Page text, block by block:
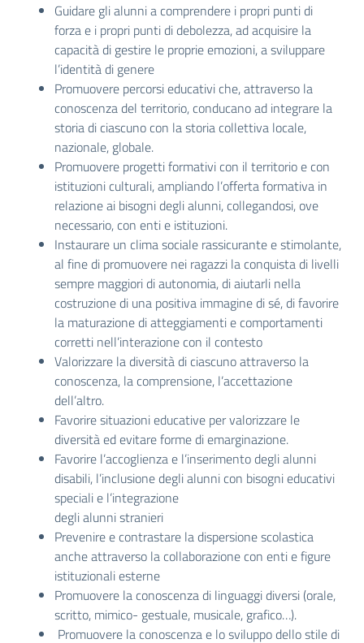
Guidare gli alunni a comprendere i propri punti di
forza e i propri punti di debolezza, ad acquisire la
capacità di gestire le proprie emozioni, a sviluppare
l’identità di genere
Promuovere percorsi educativi che, attraverso la
conoscenza del territorio, conducano ad integrare la
storia di ciascuno con la storia collettiva locale,
nazionale, globale.
Promuovere progetti formativi con il territorio e con
istituzioni culturali, ampliando l’offerta formativa in
relazione ai bisogni degli alunni, collegandosi, ove
necessario, con enti e istituzioni.
Instaurare un clima sociale rassicurante e stimolante,
al fine di promuovere nei ragazzi la conquista di livelli
sempre maggiori di autonomia, di aiutarli nella
costruzione di una positiva immagine di sé, di favorire
la maturazione di atteggiamenti e comportamenti
corretti nell’interazione con il contesto
Valorizzare la diversità di ciascuno attraverso la
conoscenza, la comprensione, l’accettazione
dell’altro.
Favorire situazioni educative per valorizzare le
diversità ed evitare forme di emarginazione.
Favorire l’accoglienza e l’inserimento degli alunni
disabili, l’inclusione degli alunni con bisogni educativi
speciali e l’integrazione
degli alunni stranieri
Prevenire e contrastare la dispersione scolastica
anche attraverso la collaborazione con enti e figure
istituzionali esterne
Promuovere la conoscenza di linguaggi diversi (orale,
scritto, mimico- gestuale, musicale, grafico…).
Promuovere la conoscenza e lo sviluppo dello stile di